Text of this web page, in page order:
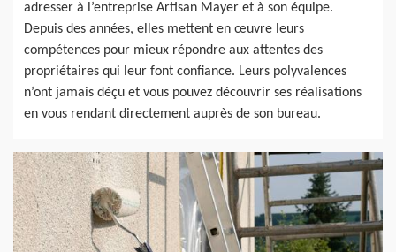
adresser à l’entreprise Artisan Mayer et à son équipe.
Depuis des années, elles mettent en œuvre leurs
compétences pour mieux répondre aux attentes des
propriétaires qui leur font confiance. Leurs polyvalences
n’ont jamais déçu et vous pouvez découvrir ses réalisations
en vous rendant directement auprès de son bureau.